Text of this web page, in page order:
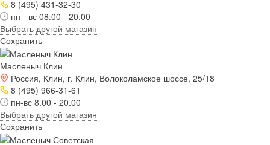
8 (495) 431-32-30
пн - вс 08.00 - 20.00
Выбрать другой магазин
Сохранить
Масленыч Клин
Россия, Клин, г. Клин, Волоколамское шоссе, 25/18
8 (495) 966-31-61
пн-вс 8.00 - 20.00
Выбрать другой магазин
Сохранить